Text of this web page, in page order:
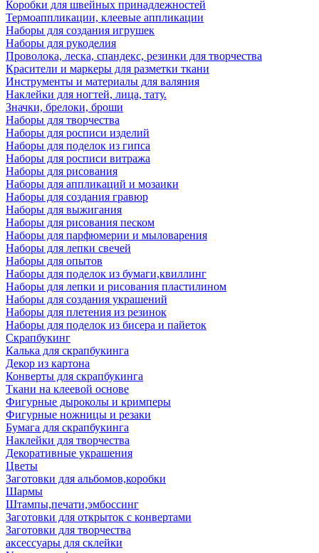
Коробки для швейных принадлежностей
Термоаппликации, клеевые аппликации
Наборы для создания игрушек
Наборы для рукоделия
Проволока, леска, спандекс, резинки для творчества
Красители и маркеры для разметки ткани
Инструменты и материалы для валяния
Наклейки для ногтей, лица, тату.
Значки, брелоки, броши
Наборы для творчества
Наборы для росписи изделий
Наборы для поделок из гипса
Наборы для росписи витража
Наборы для рисования
Наборы для аппликаций и мозаики
Наборы для создания гравюр
Наборы для выжигания
Наборы для рисования песком
Наборы для парфюмерии и мыловарения
Наборы для лепки свечей
Наборы для опытов
Наборы для поделок из бумаги,квиллинг
Наборы для лепки и рисования пластилином
Наборы для создания украшений
Наборы для плетения из резинок
Наборы для поделок из бисера и пайеток
Скрапбукинг
Калька для скрапбукинга
Декор из картона
Конверты для скрапбукинга
Ткани на клеевой основе
Фигурные дыроколы и кримперы
Фигурные ножницы и резаки
Бумага для скрапбукинга
Наклейки для творчества
Декоративные украшения
Цветы
Заготовки для альбомов,коробки
Шармы
Штампы,печати,эмбоссинг
Заготовки для открыток с конвертами
Заготовки для творчества
аксессуары для склейки